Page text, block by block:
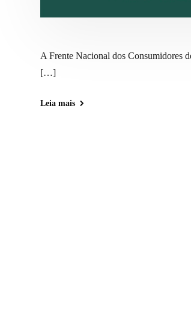
A Frente Nacional dos Consumidores
[…]
Leia mais